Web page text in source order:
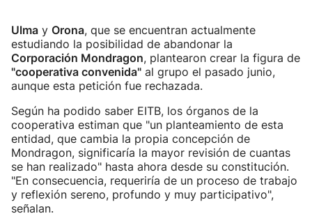
Ulma y Orona, que se encuentran actualmente
estudiando la posibilidad de abandonar la
Corporación Mondragon, plantearon crear la figura de
"cooperativa convenida" al grupo el pasado junio,
aunque esta petición fue rechazada.
Según ha podido saber EITB, los órganos de la
cooperativa estiman que "un planteamiento de esta
entidad, que cambia la propia concepción de
Mondragon, significaría la mayor revisión de cuantas
se han realizado" hasta ahora desde su constitución.
"En consecuencia, requeriría de un proceso de trabajo
y reflexión sereno, profundo y muy participativo",
señalan.